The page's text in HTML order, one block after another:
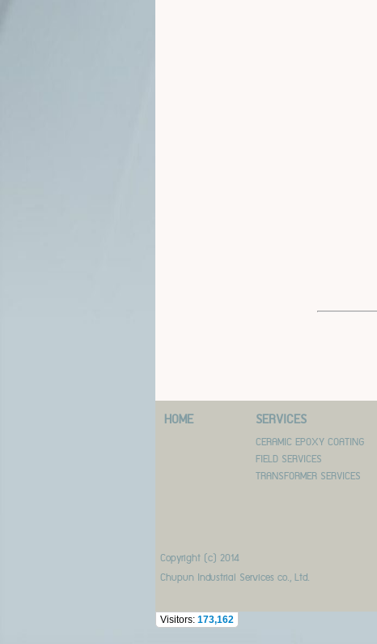
HOME SERVICES
CERAMIC EPOXY COATING
FIELD SERVICES
TRANSFORMER SERVICES
Copyright (c) 2014
Chupun Industrial Services co., Ltd.
Visitors: 173,162